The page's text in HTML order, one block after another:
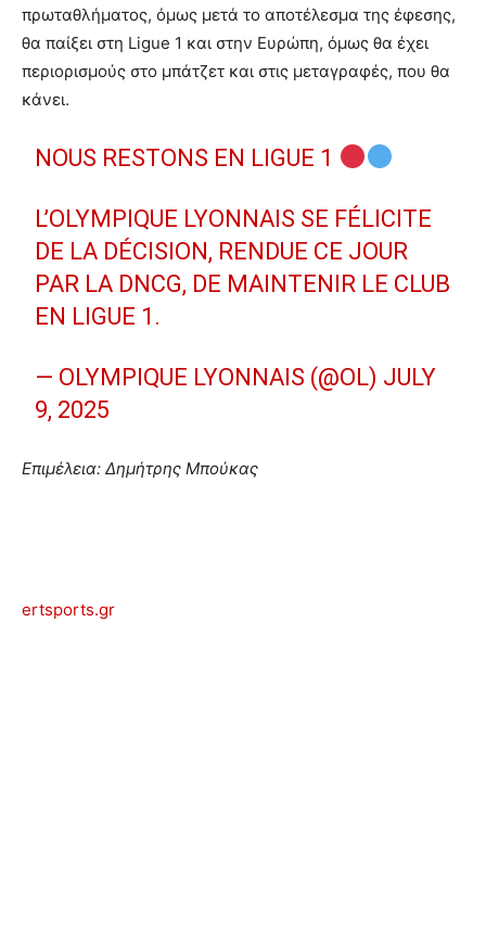
πρωταθλήματος, όμως μετά το αποτέλεσμα της έφεσης,
θα παίξει στη Ligue 1 και στην Ευρώπη, όμως θα έχει
περιορισμούς στο μπάτζετ και στις μεταγραφές, που θα
κάνει.
NOUS RESTONS EN LIGUE 1
L’OLYMPIQUE LYONNAIS SE FÉLICITE
DE LA DÉCISION, RENDUE CE JOUR
PAR LA DNCG, DE MAINTENIR LE CLUB
EN LIGUE 1.
— OLYMPIQUE LYONNAIS (@OL) JULY
9, 2025
Επιμέλεια: Δημήτρης Μπούκας
ertsports.gr